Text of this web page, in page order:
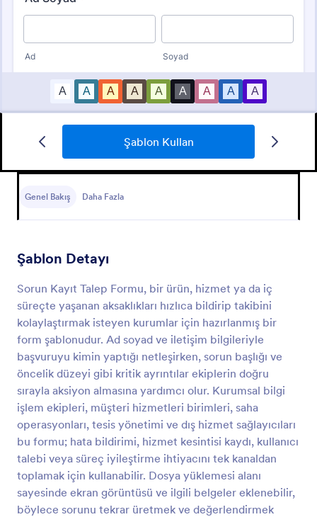
Şablon Kullan
Genel Bakış Daha Fazla
Şablon Detayı
Sorun Kayıt Talep Formu, bir ürün, hizmet ya da iç
süreçte yaşanan aksaklıkları hızlıca bildirip takibini
kolaylaştırmak isteyen kurumlar için hazırlanmış bir
form şablonudur. Ad soyad ve iletişim bilgileriyle
başvuruyu kimin yaptığı netleşirken, sorun başlığı ve
öncelik düzeyi gibi kritik ayrıntılar ekiplerin doğru
sırayla aksiyon almasına yardımcı olur. Kurumsal bilgi
işlem ekipleri, müşteri hizmetleri birimleri, saha
operasyonları, tesis yönetimi ve dış hizmet sağlayıcıları
bu formu; hata bildirimi, hizmet kesintisi kaydı, kullanıcı
talebi veya süreç iyileştirme ihtiyacını tek kanaldan
toplamak için kullanabilir. Dosya yüklemesi alanı
sayesinde ekran görüntüsü ve ilgili belgeler eklenebilir,
böylece sorunu tekrar üretmek ve değerlendirmek
Sunucu Talep Formu
sistem gereksinimleri, disk alanı gibi bilgileri
Önizleme